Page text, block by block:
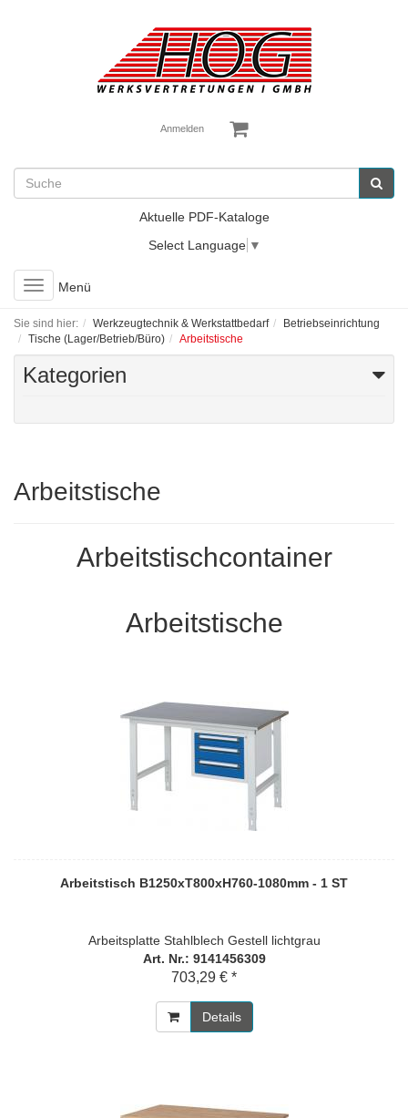
Anmelden
Aktuelle PDF-Kataloge
Select Language ▼
Toggle
navigation
Menü
Sie sind hier: Werkzeugtechnik & Werkstattbedarf
Betriebseinrichtung
Tische (Lager/Betrieb/Büro)
Arbeitstische
Kategorien
Arbeitstische
Arbeitstischcontainer
Arbeitstische
Arbeitstisch B1250xT800xH760-1080mm - 1 ST
Arbeitsplatte Stahlblech Gestell lichtgrau
Art. Nr.: 9141456309
703,29 € *
Details